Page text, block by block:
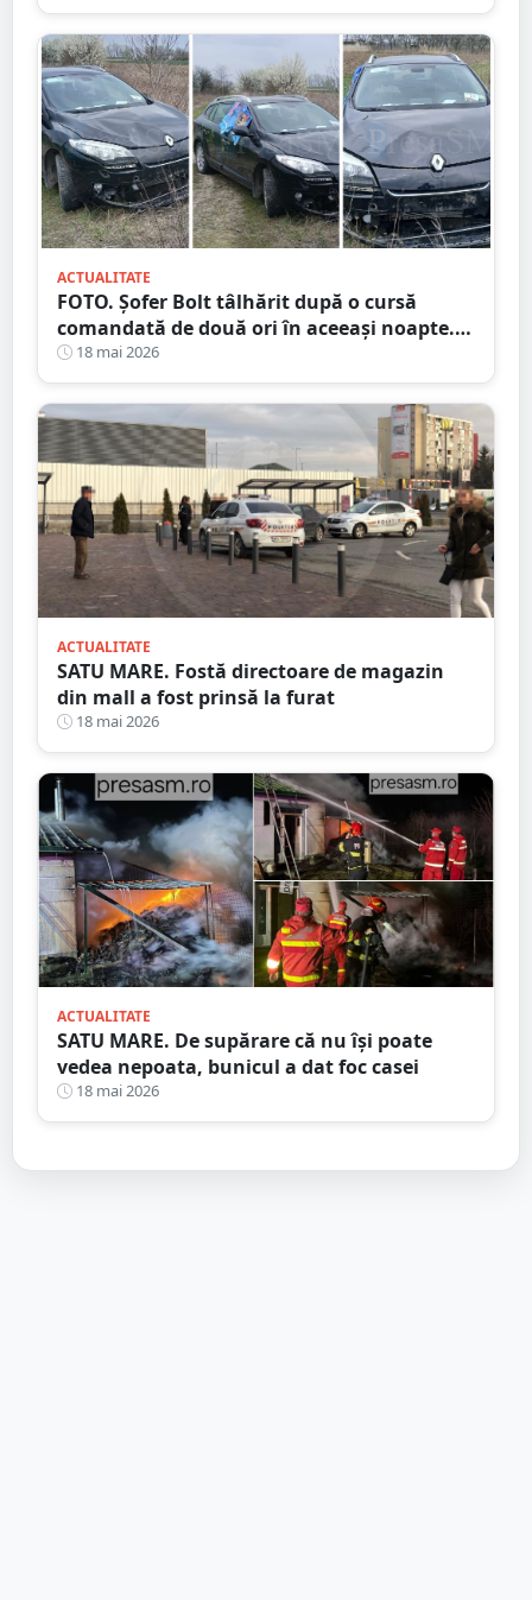
ACTUALITATE
FOTO. Șofer Bolt tâlhărit după o cursă
comandată de două ori în aceeași noapte.
Unul dintre suspecți este minor
18 mai 2026
ACTUALITATE
SATU MARE. Fostă directoare de magazin
din mall a fost prinsă la furat
18 mai 2026
ACTUALITATE
SATU MARE. De supărare că nu își poate
vedea nepoata, bunicul a dat foc casei
18 mai 2026